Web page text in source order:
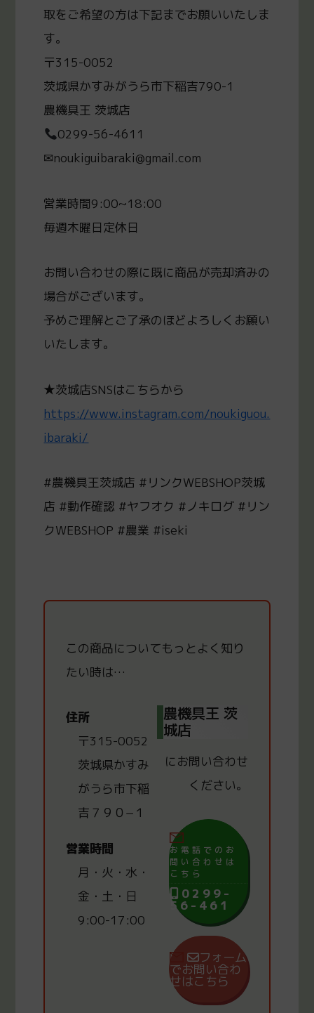
取をご希望の方は下記までお願いいたしま
す。
〒315-0052
茨城県かすみがうら市下稲吉790-1
農機具王 茨城店
0299-56-4611
✉noukiguibaraki@gmail.com
営業時間9:00~18:00
毎週木曜日定休日
お問い合わせの際に既に商品が売却済みの
場合がございます。
予めご理解とご了承のほどよろしくお願い
いたします。
★茨城店SNSはこちらから
https://www.instagram.com/noukiguou.
ibaraki/
#農機具王茨城店 #リンクWEBSHOP茨城
店 #動作確認 #ヤフオク #ノキログ #リン
クWEBSHOP #農業 #iseki
この商品についてもっと よく知り
たい時は…
住所
〒315-0052
茨城県かすみ
がうら市下稲
吉７９０−１
営業時間
月・火・水・
金・土・日
9:00-17:00
農機具王 茨
城店
にお問い合わせ
ください。
お電話でのお
問い合わせは
こちら
0299-
56-461
フォーム
でお問い合わ
せはこちら